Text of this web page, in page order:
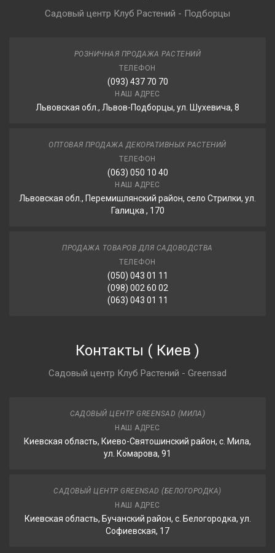
Садовый центр Клуб Растений - Подборцы
РОЗНИЧНАЯ ПРОДАЖА РАСТЕНИЙ
ТЕЛЕФОН
(093) 437 70 70
НАШ АДРЕС
Львовская обл., Львов-Подборцы, ул. Шухевича, 8
ОПТОВАЯ ПРОДАЖА ДЕКОРАТИВНЫХ РАСТЕНИЙ
ТЕЛЕФОН
(063) 050 10 40
НАШ АДРЕС
Львовская обл., Перемишлянский район, село Стрилки, ул.
Галицка , 170
ПРОДАЖА ТОВАРОВ ДЛЯ САДОВОДСТВА
ТЕЛЕФОН
(050) 043 01 11
(098) 002 60 02
(063) 043 01 11
Контакты ( Киев )
Садовый центр Клуб Растений - Greensad
САДОВЫЙ ЦЕНТР GREENSAD (МИЛА)
НАШ АДРЕС
Киевская область, Киево-Святошинский район, с. Мила,
ул. Комарова, 91
САДОВЫЙ ЦЕНТР GREENSAD (БЕЛОГОРОДКА)
НАШ АДРЕС
Киевская область, Бучанский район, с. Белогородка, ул.
Софиевская, 17